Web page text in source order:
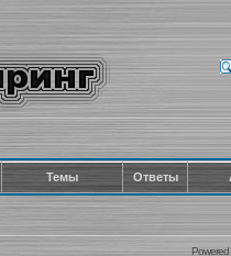
Темы Ответы